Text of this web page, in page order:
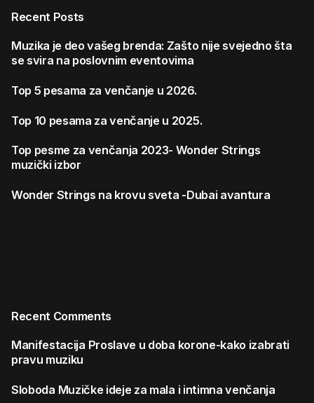
Recent Posts
Muzika je deo vašeg brenda: Zašto nije svejedno šta
se svira na poslovnim eventovima
Top 5 pesama za venčanje u 2026.
Top 10 pesama za venčanje u 2025.
Top pesme za venčanja 2023- Wonder Strings
muzički izbor
Wonder Strings na krovu sveta -Dubai avantura
Recent Comments
Manifestacija Proslave u doba korone-kako izabrati
pravu muziku
Sloboda Muzičke ideje za mala i intimna venčanja